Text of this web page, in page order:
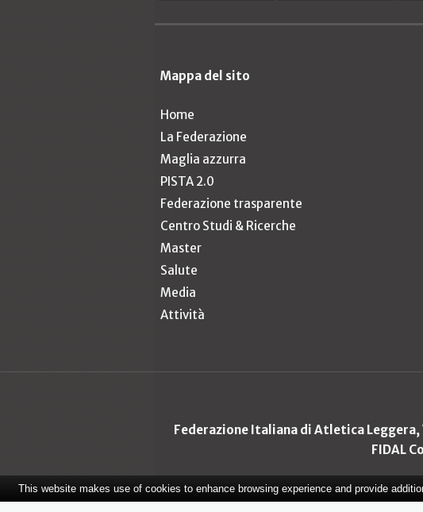
Mappa del sito
Home
La Federazione
Maglia azzurra
PISTA 2.0
Federazione trasparente
Centro Studi & Ricerche
Master
Salute
Media
Attività
Federazione Italiana di Atletica Leggera,
FIDAL
This website makes use of cookies to enhance browsing experience and provide